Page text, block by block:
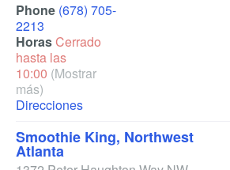
Phone (678) 705-
2213
HorasCerrado
hasta las
10:00 (Mostrar
más)
Direcciones
Smoothie King, Northwest
Atlanta